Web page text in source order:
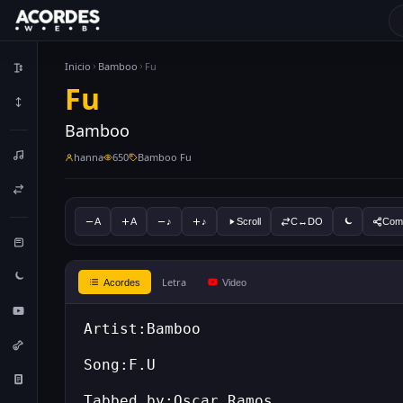
Inicio Bamboo Fu
Fu
Bamboo
hanna 650 Bamboo Fu
A A ♪ ♪ Scroll C↔DO
Acordes Letra Video